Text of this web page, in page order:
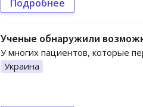
Подробнее
Ученые обнаружили
У многих пациентов, которые
Украина